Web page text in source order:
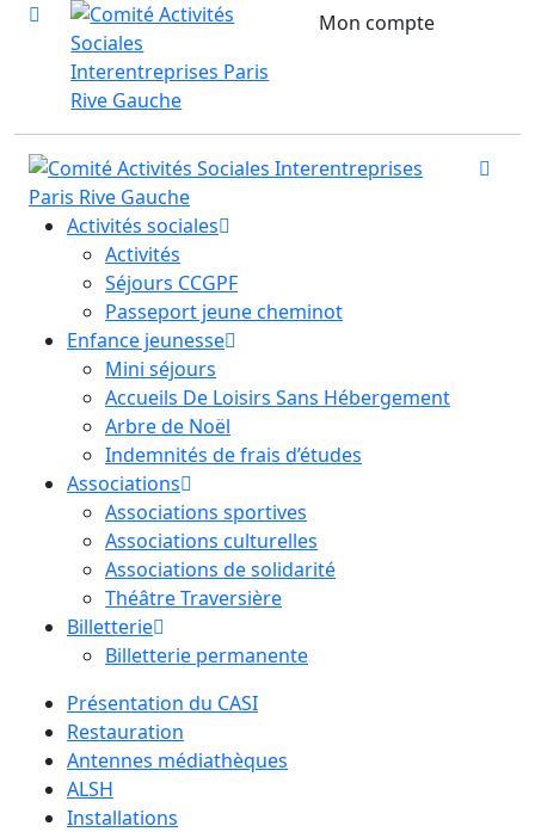
Mon compte
Activités sociales
Activités
Séjours CCGPF
Passeport jeune cheminot
Enfance jeunesse
Mini séjours
Accueils De Loisirs Sans Hébergement
Arbre de Noël
Indemnités de frais d’études
Associations
Associations sportives
Associations culturelles
Associations de solidarité
Théâtre Traversière
Billetterie
Billetterie permanente
Présentation du CASI
Restauration
Antennes médiathèques
ALSH
Installations